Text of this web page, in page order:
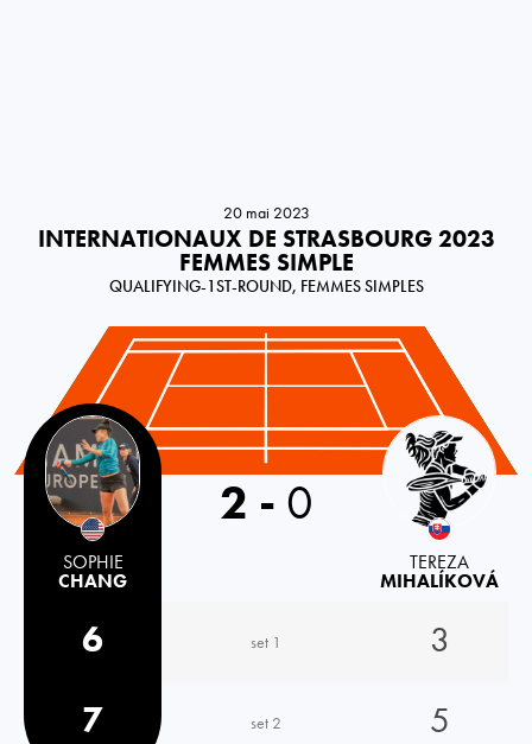
20 mai 2023
INTERNATIONAUX DE STRASBOURG 2023
FEMMES SIMPLE
QUALIFYING-1ST-ROUND, FEMMES SIMPLES
USA
SOPHIE
CHANG
2 - 0
TEREZA
MIHALÍKOVÁ
6 set 1
3
7
set 2 5